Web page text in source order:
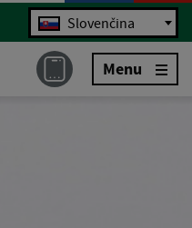
Jazyk Slovenčina
Menu